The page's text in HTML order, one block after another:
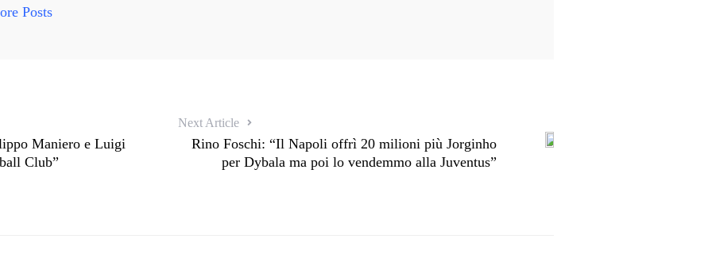
Posts
Maniero e Luigi
Club”
Next Article
Rino Foschi: “Il Napoli offrì 20 milioni più Jorginho
per Dybala ma poi lo vendemmo alla Juventus”